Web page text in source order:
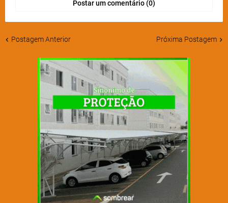
Postar um comentário (0)
Postagem Anterior Próxima Postagem